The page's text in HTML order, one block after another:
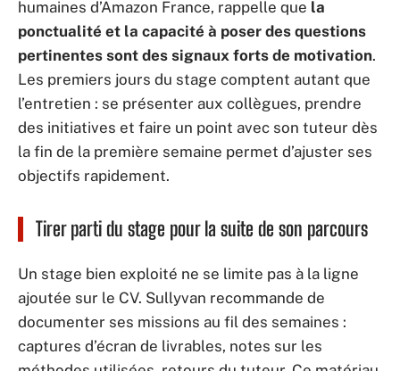
humaines d’Amazon France, rappelle que la
ponctualité et la capacité à poser des questions
pertinentes sont des signaux forts de motivation.
Les premiers jours du stage comptent autant que
l’entretien : se présenter aux collègues, prendre
des initiatives et faire un point avec son tuteur dès
la fin de la première semaine permet d’ajuster ses
objectifs rapidement.
Tirer parti du stage pour la suite de son parcours
Un stage bien exploité ne se limite pas à la ligne
ajoutée sur le CV. Sullyvan recommande de
documenter ses missions au fil des semaines :
captures d’écran de livrables, notes sur les